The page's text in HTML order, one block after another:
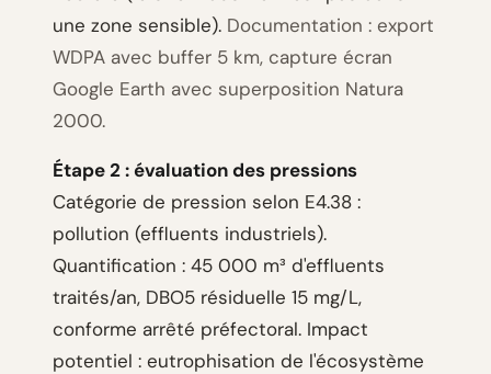
une zone sensible). Documentation : export
WDPA avec buffer 5 km, capture écran
Google Earth avec superposition Natura
2000.
Étape 2 : évaluation des pressions
Catégorie de pression selon E4.38 :
pollution (effluents industriels).
Quantification : 45 000 m³ d'effluents
traités/an, DBO5 résiduelle 15 mg/L,
conforme arrêté préfectoral. Impact
potentiel : eutrophisation de l'écosystème